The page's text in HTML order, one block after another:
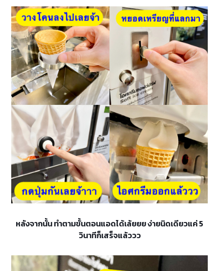
หลังจากนั้น ทำตามขั้นตอนแอดได้เล้ยยย ง่ายนิดเดียวแค่ 5
วินาทีก็เสร็จแล้ววว